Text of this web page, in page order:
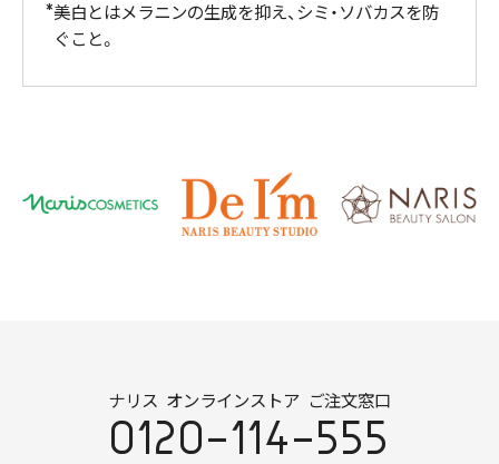
美白とはメラニンの生成を抑え、シミ・ソバカスを防
ぐこと。
ナリス オンラインストア ご注文窓口
0120-114-555